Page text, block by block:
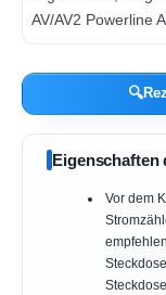
🔍
Eigenschaften
Vor dem